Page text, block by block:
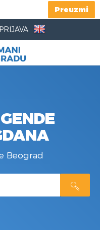
Preuzmi
PRIJAVA
Beograd